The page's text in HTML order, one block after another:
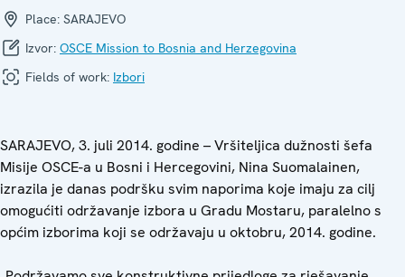
Place: SARAJEVO
Izvor: OSCE Mission to Bosnia and Herzegovina
Fields of work: Izbori
SARAJEVO, 3. juli 2014. godine – Vršiteljica dužnosti šefa
Misije OSCE-a u Bosni i Hercegovini, Nina Suomalainen,
izrazila je danas podršku svim naporima koje imaju za cilj
omogućiti održavanje izbora u Gradu Mostaru, paralelno s
općim izborima koji se održavaju u oktobru, 2014. godine.